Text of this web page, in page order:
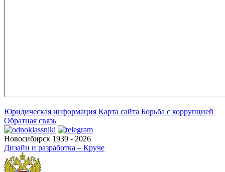
Юридическая информация Карта сайта Борьба с коррупцией
Обратная связь
Новосибирск 1939 - 2026
Дизайн и разработка – Круче